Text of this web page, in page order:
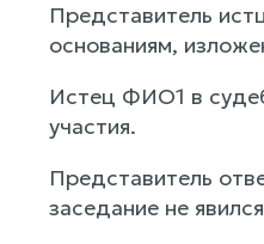
Представитель
основаниям,
Истец ФИО1 в
участия.
Представитель
заседание не